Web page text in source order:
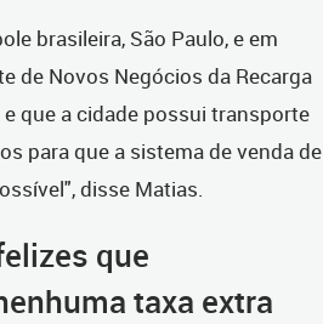
brasileira, São Paulo, e em
de Novos Negócios da Recarga
que a cidade possui transporte
para que a sistema de venda de
disse Matias.
que
taxa extra